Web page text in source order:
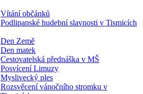
Vítání občánků
Podlipanské hudební slavnosti v Tismicích
Den Země
Den matek
Cestovatelská přednáška v MŠ
Posvícení Limuzy
Myslivecký ples
Rozsvěcení vánočního stromku v